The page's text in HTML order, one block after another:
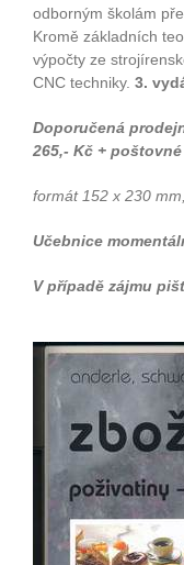
odborným školám
Kromě základních
výpočty ze
CNC techniky. 3.
Doporučená
265,- Kč + poštovné
formát 152 x 230
Učebnice
V případě zájmu